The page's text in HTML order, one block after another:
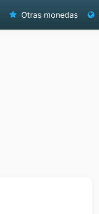
Otras monedas